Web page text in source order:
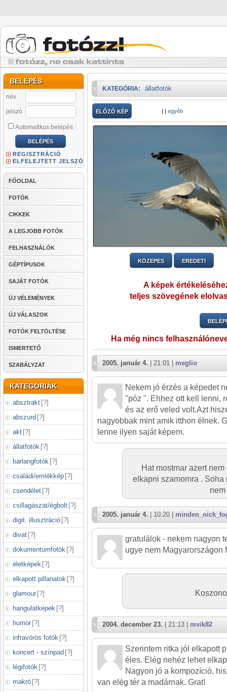
BELÉPÉS
név
jelszó
Automatikus belépés
REGISZTRÁCIÓ
ELFELEJTETT JELSZÓ
FŐOLDAL
FOTÓK
CIKKEK
A LEGJOBB FOTÓK
FELHASZNÁLÓK
GÉPTÍPUSOK
SAJÁT FOTÓK
ÚJ VÉLEMÉNYEK
ÚJ VÁLASZOK
FOTÓK FELTÖLTÉSE
ISMERTETŐ
SZABÁLYZAT
KATEGÓRIÁK
absztrakt [?]
abszurd [?]
akt [?]
állatfotók [?]
barlangfotók [?]
családi/emlékkép [?]
csendélet [?]
csillagászat/égbolt [?]
digit. illusztráció [?]
divat [?]
dokumentumfotók [?]
életképek [?]
elkapott pillanatok [?]
glamour [?]
hangulatképek [?]
humor [?]
infravörös fotók [?]
koncert - színpad [?]
légifotók [?]
makró [?]
KATEGÓRIA: állatfotók
ELŐZŐ KÉP | | egyéb
KÖZEPES EREDETI
A képek
teljes szövegének
Ha még nincs
2005. január 4. | 21:01 | meglio
Nekem jó érzés a képedet
"póz ". Ehhez ott kell lenni,
és az erő veled volt.Azt
nagyobbak mint amik itthon élnek.
lenne ilyen saját képem.
Hat mostmar azert
elkapni szamomra .
2005. január 4. | 10:20 |
gratulálok - nekem nagyon
ugye nem Magyarországon
2004. december 23. | 21:13 | mvik82
Szerintem ritka jól elkapott
éles. Elég nehéz lehet
Nagyon jó a kompozíció,
van elég tér a madárnak. Grat!